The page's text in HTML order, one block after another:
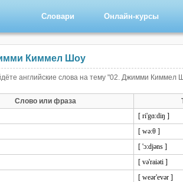
Словари Онлайн-курсы
Киммел Шоу
английские слова на тему "02. Джимми Киммел
Слово или фраза
[ ri'gɑ:diŋ ]
[ wə:θ ]
[ 'ɔ:djəns ]
[ və'raiəti ]
[ weər'evər ]